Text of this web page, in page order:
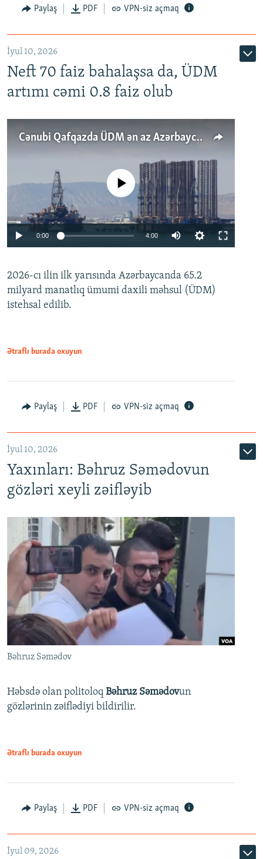
Paylaş PDF VPN-siz açmaq
İyul 10, 2026
Neft 70 faiz bahalaşsa da, ÜDM
artımı cəmi 0.8 faiz olub
Cənubi Qafqazda ÜDM ən az Azərbaycanda artır: Qonşuları niyə Bakını qabaqlaya bilir?
Auto 240p 360p 480p
No media source currently available
0:00 4:00
360p
480p
2026-cı ilin ilk yarısında Azərbaycanda 65.2
milyard manatlıq ümumi daxili məhsul (ÜDM)
istehsal edilib.
Ətraflı burada oxuyun
Paylaş PDF VPN-siz açmaq
İyul 10, 2026
Yaxınları: Bəhruz Səmədovun
gözləri xeyli zəifləyib
Bəhruz Səmədov
Həbsdə olan politoloq Bəhruz Səmədovun
gözlərinin zəiflədiyi bildirilir.
Ətraflı burada oxuyun
Paylaş PDF VPN-siz açmaq
İyul 09, 2026